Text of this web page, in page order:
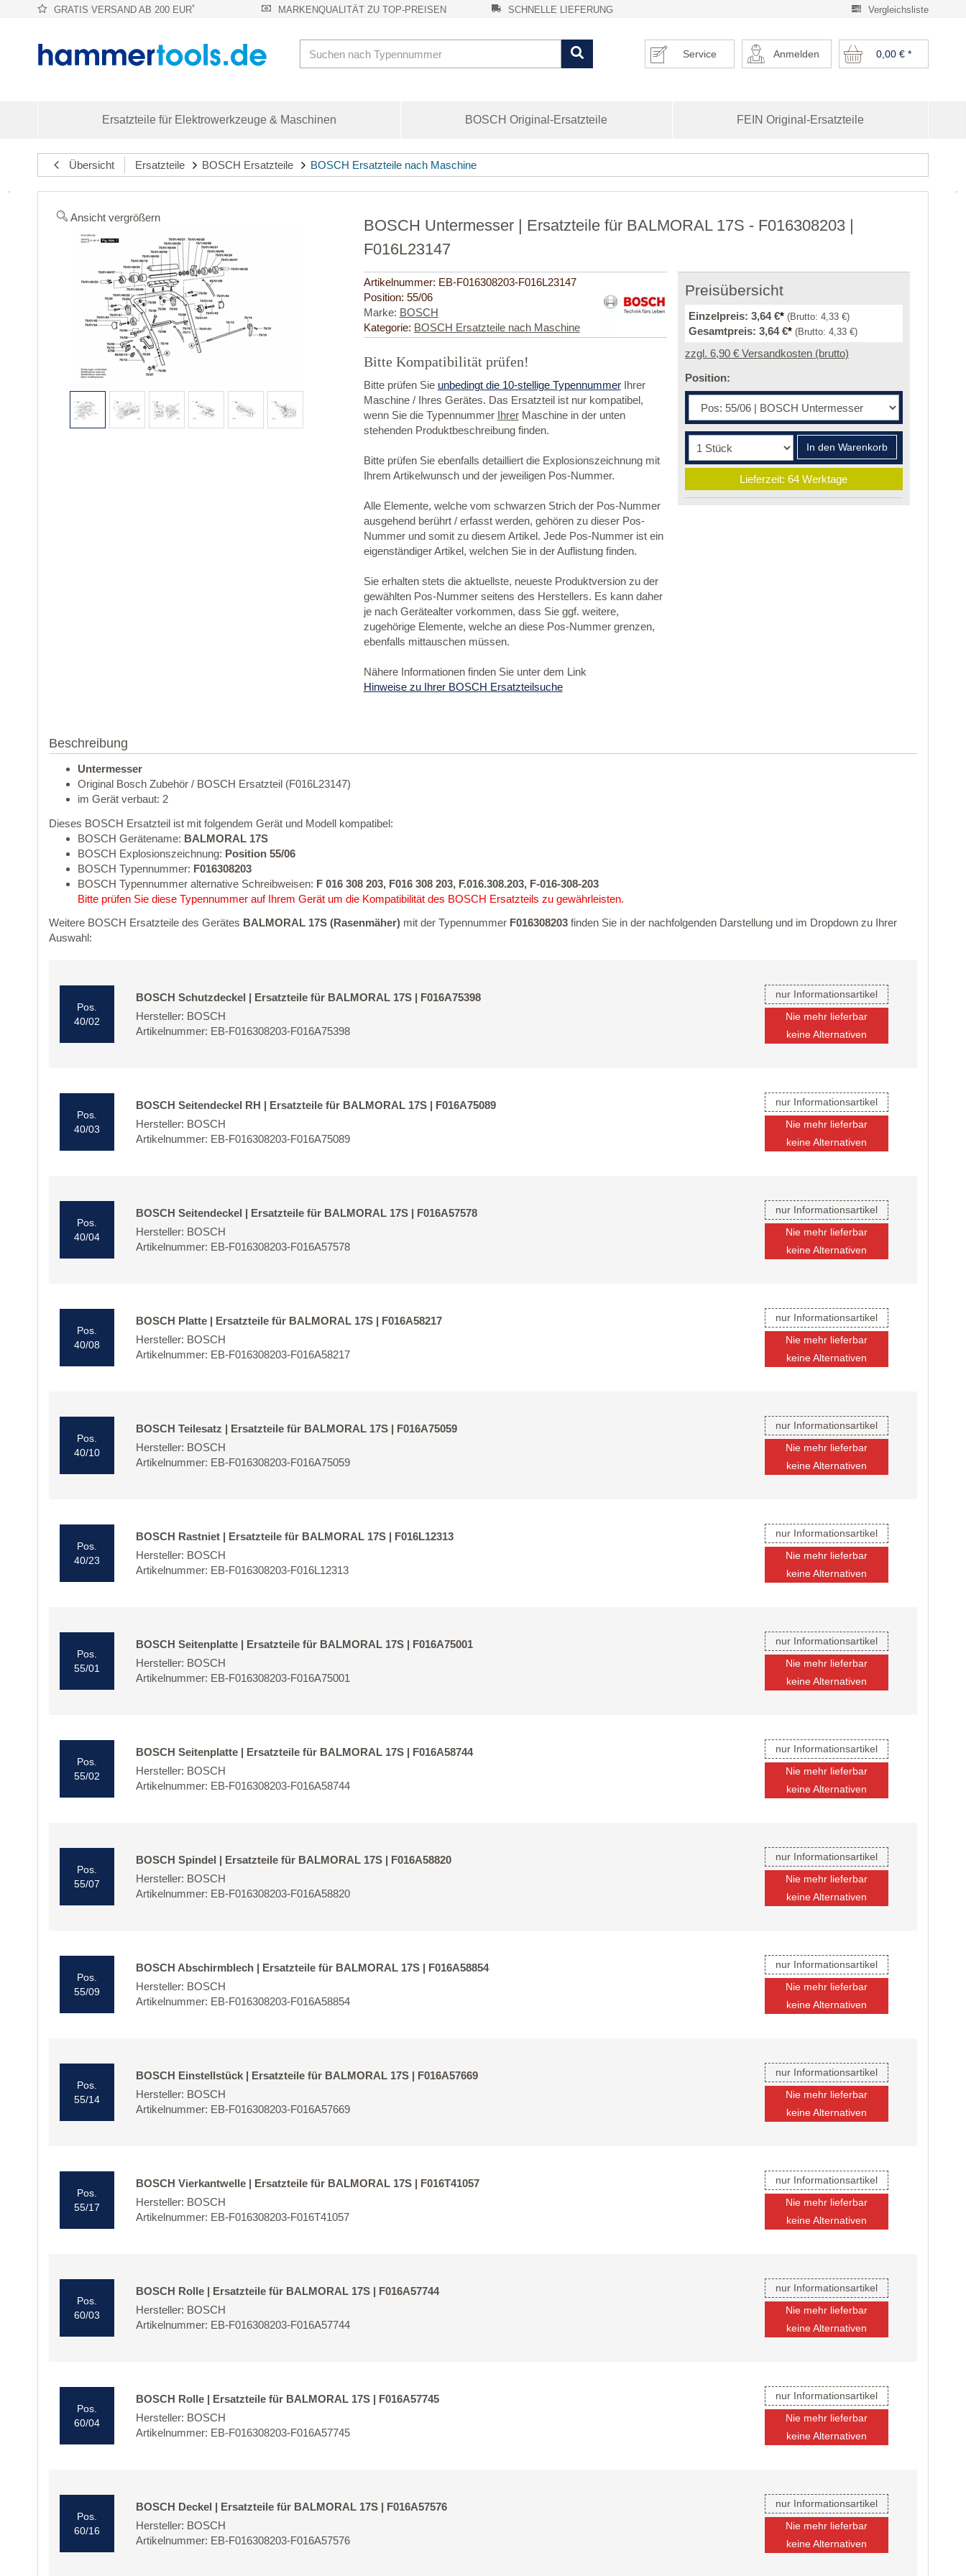
Vergleichsliste
GRATIS VERSAND AB 200 EUR* MARKENQUALITÄT ZU TOP-PREISEN SCHNELLE LIEFERUNG
0,00 €*
Anmelden
Service
Ersatzteile für Elektrowerkzeuge & Maschinen BOSCH Original-Ersatzteile FEIN Original-Ersatzteile
Übersicht Ersatzteile BOSCH Ersatzteile BOSCH Ersatzteile nach Maschine
Ansicht vergrößern
BOSCH Untermesser | Ersatzteile für BALMORAL 17S - F016308203 |
F016L23147
Artikelnummer: EB-F016308203-F016L23147
Position: 55/06
Marke: BOSCH
Kategorie: BOSCH Ersatzteile nach Maschine
Bitte Kompatibilität prüfen!
Bitte prüfen Sie unbedingt die 10-stellige TypennummerIhrer
Maschine / Ihres Gerätes. Das Ersatzteil ist nur kompatibel,
wenn Sie die Typennummer IhrerMaschine in der unten
stehenden Produktbeschreibung finden.
Bitte prüfen Sie ebenfalls detailliert die Explosionszeichnung mit
Ihrem Artikelwunsch und der jeweiligen Pos-Nummer.
Alle Elemente, welche vom schwarzen Strich der Pos-Nummer
ausgehend berührt / erfasst werden, gehören zu dieser Pos-
Nummer und somit zu diesem Artikel. Jede Pos-Nummer ist ein
eigenständiger Artikel, welchen Sie in der Auflistung finden.
Sie erhalten stets die aktuellste, neueste Produktversion zu der
gewählten Pos-Nummer seitens des Herstellers. Es kann daher
je nach Gerätealter vorkommen, dass Sie ggf. weitere,
zugehörige Elemente, welche an diese Pos-Nummer grenzen,
ebenfalls mittauschen müssen.
Nähere Informationen finden Sie unter dem Link
Hinweise zu Ihrer BOSCH Ersatzteilsuche
Preisübersicht
Einzelpreis: 3,64 €* (Brutto: 4,33 €)
Gesamtpreis: 3,64 €* (Brutto: 4,33 €)
zzgl. 6,90 € Versandkosten (brutto)
Position:
In den Warenkorb
Lieferzeit: 64 Werktage
Beschreibung
Untermesser
Original Bosch Zubehör / BOSCH Ersatzteil (F016L23147)
im Gerät verbaut: 2
Dieses BOSCH Ersatzteil ist mit folgendem Gerät und Modell kompatibel:
BOSCH Gerätename: BALMORAL 17S
BOSCH Explosionszeichnung: Position 55/06
BOSCH Typennummer: F016308203
BOSCH Typennummer alternative Schreibweisen: F 016 308 203, F016 308 203, F.016.308.203, F-016-308-203
Bitte prüfen Sie diese Typennummer auf Ihrem Gerät um die Kompatibilität des BOSCH Ersatzteils zu gewährleisten.
Weitere BOSCH Ersatzteile des Gerätes BALMORAL 17S (Rasenmäher) mit der Typennummer F016308203 finden Sie in der nachfolgenden Darstellung und im Dropdown zu Ihrer
Auswahl:
Pos.
40/02
BOSCH Schutzdeckel | Ersatzteile für BALMORAL 17S | F016A75398
Hersteller: BOSCH
Artikelnummer: EB-F016308203-F016A75398
nur Informationsartikel
Nie mehr lieferbar
keine Alternativen
Pos.
40/03
BOSCH Seitendeckel RH | Ersatzteile für BALMORAL 17S | F016A75089
Hersteller: BOSCH
Artikelnummer: EB-F016308203-F016A75089
nur Informationsartikel
Nie mehr lieferbar
keine Alternativen
Pos.
40/04
BOSCH Seitendeckel | Ersatzteile für BALMORAL 17S | F016A57578
Hersteller: BOSCH
Artikelnummer: EB-F016308203-F016A57578
nur Informationsartikel
Nie mehr lieferbar
keine Alternativen
Pos.
40/08
BOSCH Platte | Ersatzteile für BALMORAL 17S | F016A58217
Hersteller: BOSCH
Artikelnummer: EB-F016308203-F016A58217
nur Informationsartikel
Nie mehr lieferbar
keine Alternativen
Pos.
40/10
BOSCH Teilesatz | Ersatzteile für BALMORAL 17S | F016A75059
Hersteller: BOSCH
Artikelnummer: EB-F016308203-F016A75059
nur Informationsartikel
Nie mehr lieferbar
keine Alternativen
Pos.
40/23
BOSCH Rastniet | Ersatzteile für BALMORAL 17S | F016L12313
Hersteller: BOSCH
Artikelnummer: EB-F016308203-F016L12313
nur Informationsartikel
Nie mehr lieferbar
keine Alternativen
Pos.
55/01
BOSCH Seitenplatte | Ersatzteile für BALMORAL 17S | F016A75001
Hersteller: BOSCH
Artikelnummer: EB-F016308203-F016A75001
nur Informationsartikel
Nie mehr lieferbar
keine Alternativen
Pos.
55/02
BOSCH Seitenplatte | Ersatzteile für BALMORAL 17S | F016A58744
Hersteller: BOSCH
Artikelnummer: EB-F016308203-F016A58744
nur Informationsartikel
Nie mehr lieferbar
keine Alternativen
Pos.
55/07
BOSCH Spindel | Ersatzteile für BALMORAL 17S | F016A58820
Hersteller: BOSCH
Artikelnummer: EB-F016308203-F016A58820
nur Informationsartikel
Nie mehr lieferbar
keine Alternativen
Pos.
55/09
BOSCH Abschirmblech | Ersatzteile für BALMORAL 17S | F016A58854
Hersteller: BOSCH
Artikelnummer: EB-F016308203-F016A58854
nur Informationsartikel
Nie mehr lieferbar
keine Alternativen
Pos.
55/14
BOSCH Einstellstück | Ersatzteile für BALMORAL 17S | F016A57669
Hersteller: BOSCH
Artikelnummer: EB-F016308203-F016A57669
nur Informationsartikel
Nie mehr lieferbar
keine Alternativen
Pos.
55/17
BOSCH Vierkantwelle | Ersatzteile für BALMORAL 17S | F016T41057
Hersteller: BOSCH
Artikelnummer: EB-F016308203-F016T41057
nur Informationsartikel
Nie mehr lieferbar
keine Alternativen
Pos.
60/03
BOSCH Rolle | Ersatzteile für BALMORAL 17S | F016A57744
Hersteller: BOSCH
Artikelnummer: EB-F016308203-F016A57744
nur Informationsartikel
Nie mehr lieferbar
keine Alternativen
Pos.
60/04
BOSCH Rolle | Ersatzteile für BALMORAL 17S | F016A57745
Hersteller: BOSCH
Artikelnummer: EB-F016308203-F016A57745
nur Informationsartikel
Nie mehr lieferbar
keine Alternativen
Pos.
60/16
BOSCH Deckel | Ersatzteile für BALMORAL 17S | F016A57576
Hersteller: BOSCH
Artikelnummer: EB-F016308203-F016A57576
nur Informationsartikel
Nie mehr lieferbar
keine Alternativen